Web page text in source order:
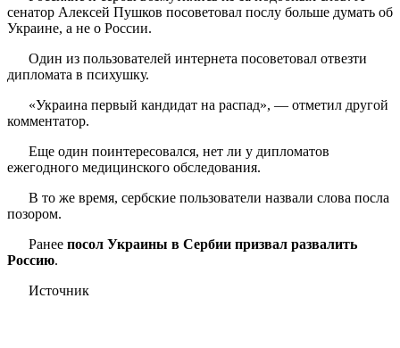
сенатор Алексей Пушков посоветовал послу больше думать об
Украине, а не о России.
Один из пользователей интернета посоветовал отвезти
дипломата в психушку.
«Украина первый кандидат на распад», — отметил другой
комментатор.
Еще один поинтересовался, нет ли у дипломатов
ежегодного медицинского обследования.
В то же время, сербские пользователи назвали слова посла
позором.
Ранее посол Украины в Сербии призвал развалить
Россию.
Источник